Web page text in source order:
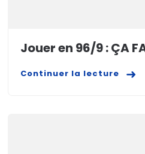
Jouer en 96/9 : ÇA
Continuer la lecture